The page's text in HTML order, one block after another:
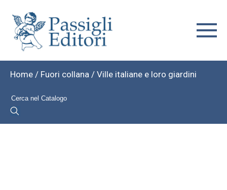
Home / Fuori collana / Ville italiane e loro giardini